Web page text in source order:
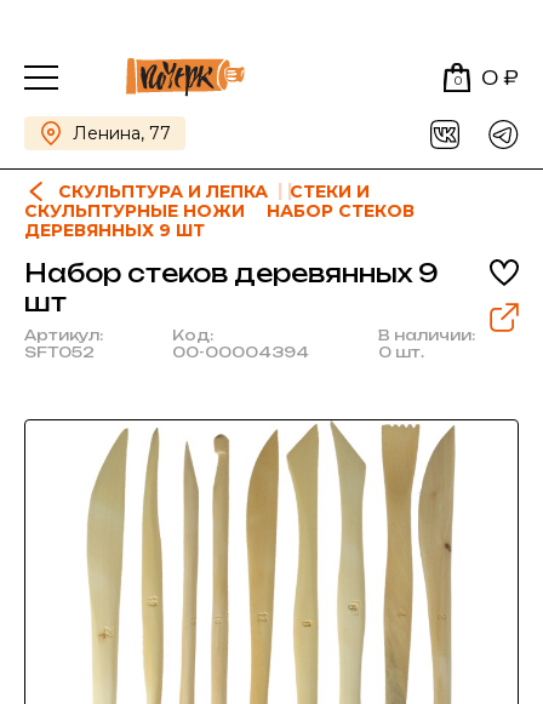
0 0 ₽
Ленина, 77
СКУЛЬПТУРА И ЛЕПКА
СТЕКИ И
СКУЛЬПТУРНЫЕ НОЖИ
НАБОР СТЕКОВ
ДЕРЕВЯННЫХ 9 ШТ
Набор стеков деревянных 9
шт
Артикул:
SFT052
Код:
00-00004394
В наличии:
0 шт.